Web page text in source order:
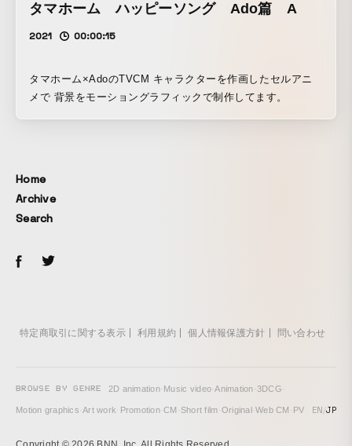
タマホーム ハッピーソング Ado篇 A
2021 00:00:15
タマホーム×AdoのTVCM キャラクターを作画したセルアニ
メで 背景をモーショングラフィックで制作してます。
Home
Archive
Search
特定商取引に関する表示 利用規約 個人情報保護方針 問い合わせ
BROWSE BY GENRE 2D animation· Music video·Animation·3DCG·
Motion graphics·Art work· Promotion·CM · Short film·Original ·Web CM · PV EN/JP